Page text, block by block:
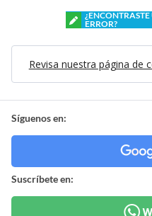
¿ENCONTRASTE
ERROR?
Revisa nuestra página de
Síguenos en:
Suscríbete en: